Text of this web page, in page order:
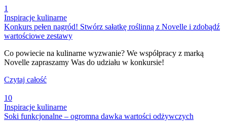
1
Inspiracje kulinarne
Konkurs pełen nagród! Stwórz sałatkę roślinną z Novelle i zdobądź
wartościowe zestawy
Co powiecie na kulinarne wyzwanie? We współpracy z marką
Novelle zapraszamy Was do udziału w konkursie!
Czytaj całość
10
Inspiracje kulinarne
Soki funkcjonalne – ogromna dawka wartości odżywczych